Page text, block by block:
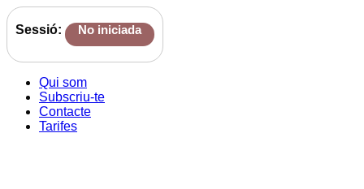
Sessió: No iniciada
Qui som
Subscriu-te
Contacte
Tarifes